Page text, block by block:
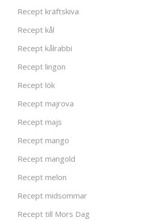
Recept kräftskiva
Recept kål
Recept kålrabbi
Recept lingon
Recept lök
Recept majrova
Recept majs
Recept mango
Recept mangold
Recept melon
Recept midsommar
Recept till Mors Dag